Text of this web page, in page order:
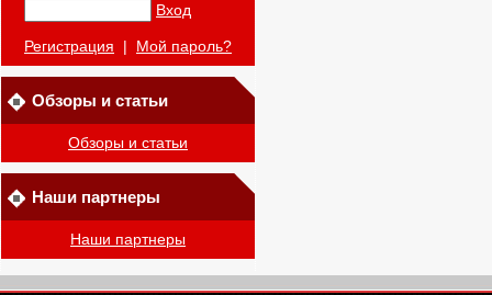
Вход
Регистрация Мой пароль?
Обзоры и статьи
Обзоры и статьи
Наши партнеры
Наши партнеры